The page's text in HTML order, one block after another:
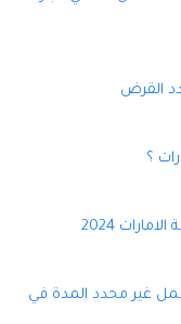
القرض
؟
2024
غير محدد المدة في